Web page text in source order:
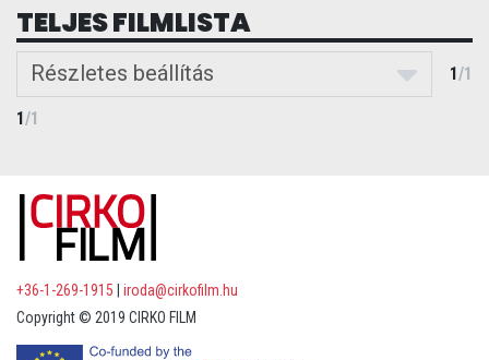
TELJES FILMLISTA
Részletes beállítás 1/1
1/1
+36-1-269-1915
iroda@cirkofilm.hu
Copyright © 2019 CIRKO FILM